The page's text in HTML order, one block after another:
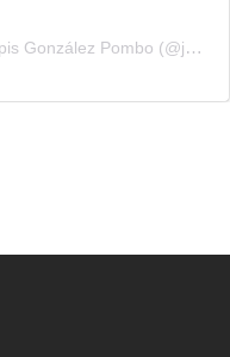
Una publicación compartida por Juanpis González Pombo (@juanpisgonzalez)